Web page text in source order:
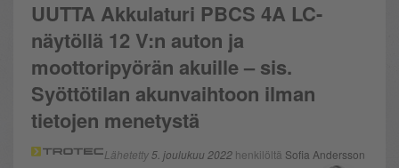
UUTTA Akkulaturi PBCS 4A LC-
näytöllä 12 V:n auton ja
moottoripyörän akuille – sis.
Syöttötilan akunvaihtoon ilman
tietojen menetystä
Lähetetty5. joulukuu 2022 henkilöltä Sofia Andersson